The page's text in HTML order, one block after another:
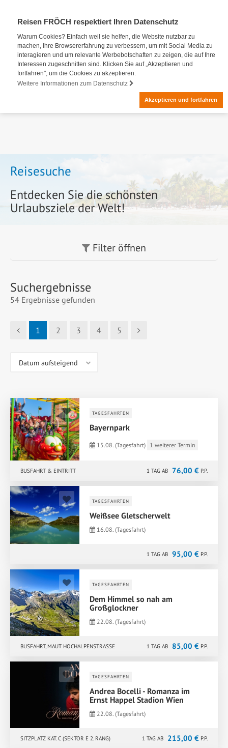
Reisen FRÖCH respektiert Ihren Datenschutz
Warum Cookies? Einfach weil sie helfen, die Website nutzbar zu
machen, Ihre Browsererfahrung zu verbessern, um mit Social Media zu
interagieren und um relevante Werbebotschaften zu zeigen, die auf Ihre
Interessen zugeschnitten sind. Klicken Sie auf „Akzeptieren und
fortfahren", um die Cookies zu akzeptieren.
Weitere Informationen zum Datenschutz
Akzeptieren und fortfahren
Reisesuche
Entdecken Sie die schönsten
Urlaubsziele der Welt!
Filter öffnen
Suchergebnisse
54 Ergebnisse gefunden
1 2 3 4 5
TAGESFAHRTEN
Bayernpark
15.08. (Tagesfahrt) 1 weiterer Termin
1 TAG AB 76,00 € P.P.
BUSFAHRT & EINTRITT
TAGESFAHRTEN
Weißsee Gletscherwelt
16.08. (Tagesfahrt)
1 TAG AB 95,00 € P.P.
BUSFAHRT, BERG-UND TALFAHRT, 2-GANG MITTAGESSEN
TAGESFAHRTEN
Dem Himmel so nah am
Großglockner
22.08. (Tagesfahrt)
1 TAG AB 85,00 € P.P.
BUSFAHRT, MAUT HOCHALPENSTRASSE
TAGESFAHRTEN
Andrea Bocelli - Romanza im
Ernst Happel Stadion Wien
22.08. (Tagesfahrt)
1 TAG AB 215,00 € P.P.
SITZPLATZ KAT. C (SEKTOR E 2. RANG)